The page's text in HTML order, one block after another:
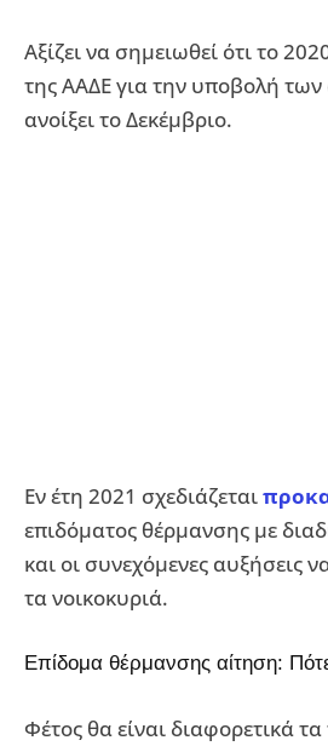
Αξίζει να σημειωθεί ότι το
της ΑΑΔΕ για την υποβολή των
ανοίξει το Δεκέμβριο.
Εν έτη 2021 σχεδιάζεται
επιδόματος θέρμανσης με
και οι συνεχόμενες αυξήσεις
τα νοικοκυριά.
Επίδομα θέρμανσης αίτηση:
Φέτος θα είναι διαφορετικά